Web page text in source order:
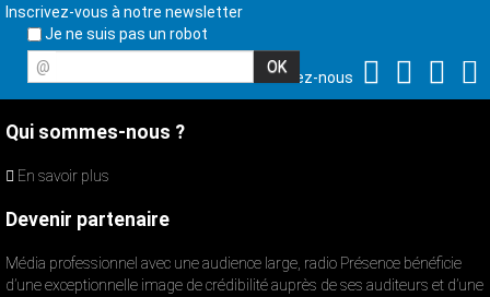
Inscrivez-vous à notre newsletter
Je ne suis pas un robot
@
Suivez-nous
Qui sommes-nous ?
En savoir plus
Devenir partenaire
Média professionnel avec une audience large, radio Présence bénéficie
d’une exceptionnelle image de crédibilité auprès de ses auditeurs et d’une